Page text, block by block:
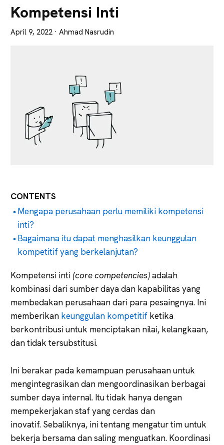
Tajam
Kompetensi Inti
April 9, 2022 · Ahmad Nasrudin
CONTENTS
Mengapa perusahaan perlu memiliki kompetensi
inti?
Bagaimana itu dapat menghasilkan keunggulan
kompetitif yang berkelanjutan?
Kompetensi inti (core competencies)adalah
kombinasi dari sumber daya dan kapabilitas yang
membedakan perusahaan dari para pesaingnya. Ini
memberikan keunggulan kompetitif ketika
berkontribusi untuk menciptakan nilai, kelangkaan,
dan tidak tersubstitusi.
Ini berakar pada kemampuan perusahaan untuk
mengintegrasikan dan mengoordinasikan berbagai
sumber daya internal. Itu tidak hanya dengan
mempekerjakan staf yang cerdas dan
inovatif. Sebaliknya, ini tentang mengatur tim untuk
bekerja bersama dan saling menguatkan. Koordinasi